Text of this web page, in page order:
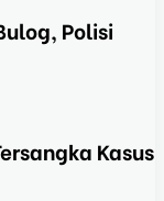
Polisi
Kasus